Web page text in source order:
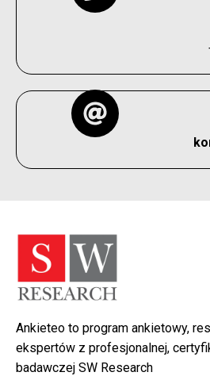
Ankieteo to program ankietowy,
ekspertów z profesjonalnej,
badawczej SW Research